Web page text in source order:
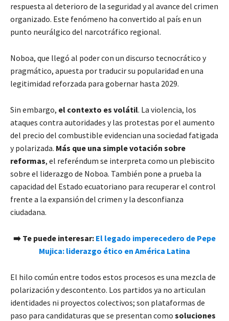
respuesta al deterioro de la seguridad y al avance del crimen
organizado. Este fenómeno ha convertido al país en un
punto neurálgico del narcotráfico regional.
Noboa, que llegó al poder con un discurso tecnocrático y
pragmático, apuesta por traducir su popularidad en una
legitimidad reforzada para gobernar hasta 2029.
Sin embargo, el contexto es volátil. La violencia, los
ataques contra autoridades y las protestas por el aumento
del precio del combustible evidencian una sociedad fatigada
y polarizada. Más que una simple votación sobre
reformas, el referéndum se interpreta como un plebiscito
sobre el liderazgo de Noboa. También pone a prueba la
capacidad del Estado ecuatoriano para recuperar el control
frente a la expansión del crimen y la desconfianza
ciudadana.
➡️ Te puede interesar: El legado imperecedero de Pepe
Mujica: liderazgo ético en América Latina
El hilo común entre todos estos procesos es una mezcla de
polarización y descontento. Los partidos ya no articulan
identidades ni proyectos colectivos; son plataformas de
paso para candidaturas que se presentan como soluciones